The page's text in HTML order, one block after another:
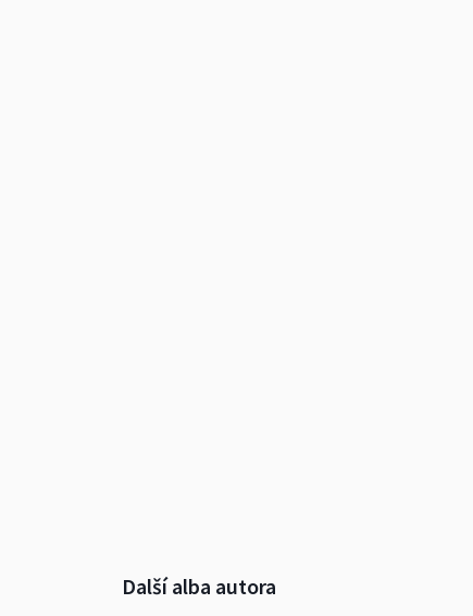
Další alba autora